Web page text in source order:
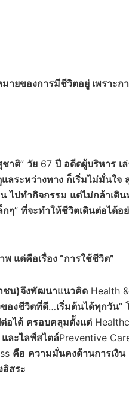
ายของการมีชีวิตอยู่ เพราะก
ชาติ” วัย 67 ปี อดีตผู้บริหาร เ
ลระหว่างทาง ก็เริ่มไม่มั่นใจ
ไปทำกิจกรรม แต่ไม่กล้าเดิ
กๆ” ที่จะทำให้ชีวิตเดินต่อได้อ
แต่คือเรื่อง “การใช้ชีวิต”
ชน)จึงพัฒนาแนวคิด Health
ของชีวิตที่ดี…เริ่มต้นได้ทุกวัน”
อได้ ครอบคลุมตั้งแต่
และไลฟ์สไตล์Preventive
คือ ความมั่นคงด้านการเงิน
อิสระ